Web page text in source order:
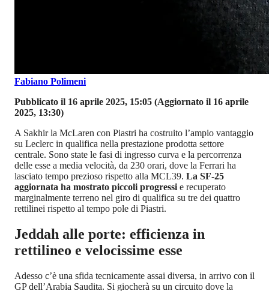
Fabiano Polimeni
Pubblicato il 16 aprile 2025, 15:05 (Aggiornato il 16 aprile
2025, 13:30)
A Sakhir la McLaren con Piastri ha costruito l’ampio vantaggio
su Leclerc in qualifica nella prestazione prodotta settore
centrale. Sono state le fasi di ingresso curva e la percorrenza
delle esse a media velocità, da 230 orari, dove la Ferrari ha
lasciato tempo prezioso rispetto alla MCL39. La SF-25
aggiornata ha mostrato piccoli progressi e recuperato
marginalmente terreno nel giro di qualifica su tre dei quattro
rettilinei rispetto al tempo pole di Piastri.
Jeddah alle porte: efficienza in
rettilineo e velocissime esse
Adesso c’è una sfida tecnicamente assai diversa, in arrivo con il
GP dell’Arabia Saudita. Si giocherà su un circuito dove la